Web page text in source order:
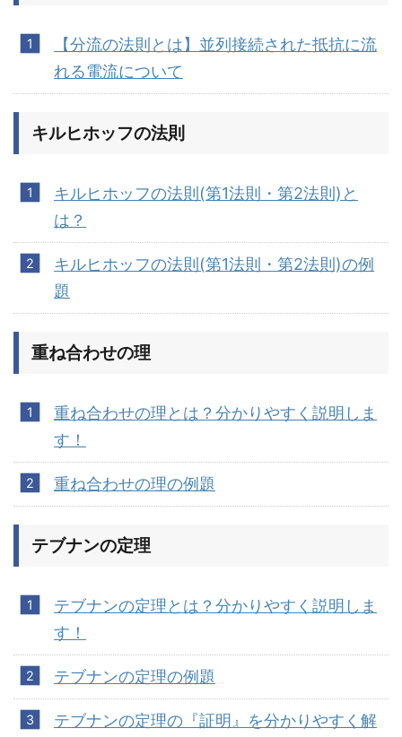
【分流の法則とは】並列接続された抵抗に流
れる電流について
キルヒホッフの法則
キルヒホッフの法則(第1法則・第2法則)と
は？
キルヒホッフの法則(第1法則・第2法則)の例
題
重ね合わせの理
重ね合わせの理とは？分かりやすく説明しま
す！
重ね合わせの理の例題
テブナンの定理
テブナンの定理とは？分かりやすく説明しま
す！
テブナンの定理の例題
テブナンの定理の『証明』を分かりやすく解